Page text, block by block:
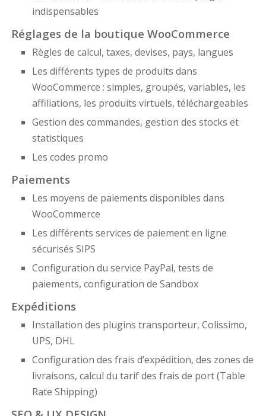
indispensables
Réglages de la boutique WooCommerce
Règles de calcul, taxes, devises, pays, langues
Les différents types de produits dans
WooCommerce : simples, groupés, variables, les
affiliations, les produits virtuels, téléchargeables
Gestion des commandes, gestion des stocks et
statistiques
Les codes promo
Paiements
Les moyens de paiements disponibles dans
WooCommerce
Les différents services de paiement en ligne
sécurisés SIPS
Configuration du service PayPal, tests de
paiements, configuration de Sandbox
Expéditions
Installation des plugins transporteur, Colissimo,
UPS, DHL
Configuration des frais d’expédition, des zones de
livraisons, calcul du tarif des frais de port (Table
Rate Shipping)